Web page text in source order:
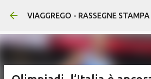
Passa ai contenuti
VIAGGREGO - RASSEGNE STAMPA